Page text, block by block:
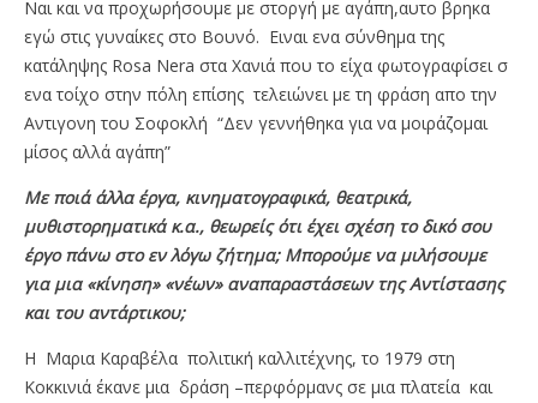
Ναι και να προχωρήσουμε με στοργή με αγάπη,αυτο βρηκα
εγώ στις γυναίκες στο Βουνό. Ειναι ενα σύνθημα της
κατάληψης Rosa Nera στα Χανιά που το είχα φωτογραφίσει σ
ενα τοίχο στην πόλη επίσης τελειώνει με τη φράση απο την
Αντιγονη του Σοφοκλή “Δεν γεννήθηκα για να μοιράζομαι
μίσος αλλά αγάπη”
Με ποιά άλλα έργα, κινηματογραφικά, θεατρικά,
μυθιστορηματικά κ.α., θεωρείς ότι έχει σχέση το δικό σου
έργο πάνω στο εν λόγω ζήτημα; Μπορούμε να μιλήσουμε
για μια «κίνηση» «νέων» αναπαραστάσεων της Αντίστασης
και του αντάρτικου;
Η Μαρια Καραβέλα πολιτική καλλιτέχνης, το 1979 στη
Κοκκινιά έκανε μια δράση –περφόρμανς σε μια πλατεία και